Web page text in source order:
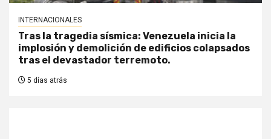
INTERNACIONALES
Tras la tragedia sísmica: Venezuela inicia la
implosión y demolición de edificios colapsados
tras el devastador terremoto.
5 días atrás